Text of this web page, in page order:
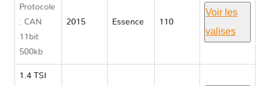
Protocole
: CAN
11bit
500kb
2015 Essence 110
Voir les
valises
1.4 TSI